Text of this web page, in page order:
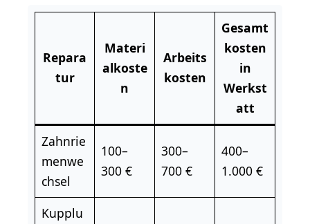
Repara
tur
Materi
alkoste
n
Arbeits
kosten
Gesamt
kosten
in
Werkst
att
Zahnrie
menwe
chsel
100–
300 €
300–
700 €
400–
1.000 €
Kupplu